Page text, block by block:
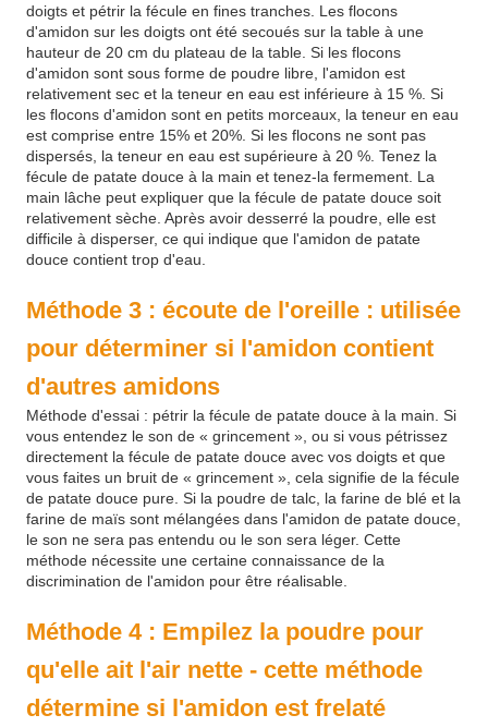
doigts et pétrir la fécule en fines tranches. Les flocons
d'amidon sur les doigts ont été secoués sur la table à une
hauteur de 20 cm du plateau de la table. Si les flocons
d'amidon sont sous forme de poudre libre, l'amidon est
relativement sec et la teneur en eau est inférieure à 15 %. Si
les flocons d'amidon sont en petits morceaux, la teneur en eau
est comprise entre 15% et 20%. Si les flocons ne sont pas
dispersés, la teneur en eau est supérieure à 20 %. Tenez la
fécule de patate douce à la main et tenez-la fermement. La
main lâche peut expliquer que la fécule de patate douce soit
relativement sèche. Après avoir desserré la poudre, elle est
difficile à disperser, ce qui indique que l'amidon de patate
douce contient trop d'eau.
Méthode 3 : écoute de l'oreille : utilisée
pour déterminer si l'amidon contient
d'autres amidons
Méthode d'essai : pétrir la fécule de patate douce à la main. Si
vous entendez le son de « grincement », ou si vous pétrissez
directement la fécule de patate douce avec vos doigts et que
vous faites un bruit de « grincement », cela signifie de la fécule
de patate douce pure. Si la poudre de talc, la farine de blé et la
farine de maïs sont mélangées dans l'amidon de patate douce,
le son ne sera pas entendu ou le son sera léger. Cette
méthode nécessite une certaine connaissance de la
discrimination de l'amidon pour être réalisable.
Méthode 4 : Empilez la poudre pour
qu'elle ait l'air nette - cette méthode
détermine si l'amidon est frelaté